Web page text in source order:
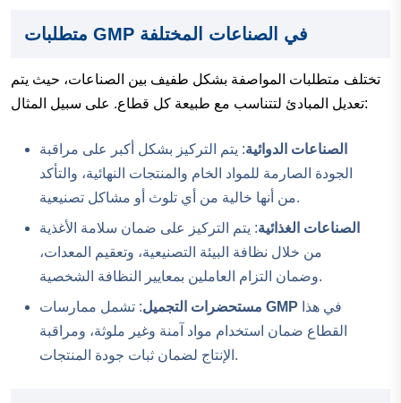
متطلبات GMP في الصناعات المختلفة
تختلف متطلبات المواصفة بشكل طفيف بين الصناعات، حيث يتم
تعديل المبادئ لتتناسب مع طبيعة كل قطاع. على سبيل المثال:
الصناعات الدوائية: يتم التركيز بشكل أكبر على مراقبة
الجودة الصارمة للمواد الخام والمنتجات النهائية، والتأكد
من أنها خالية من أي تلوث أو مشاكل تصنيعية.
الصناعات الغذائية: يتم التركيز على ضمان سلامة الأغذية
من خلال نظافة البيئة التصنيعية، وتعقيم المعدات،
وضمان التزام العاملين بمعايير النظافة الشخصية.
مستحضرات التجميل GMP
القطاع ضمان استخدام مواد آمنة وغير ملوثة، ومراقبة
الإنتاج لضمان ثبات جودة المنتجات.